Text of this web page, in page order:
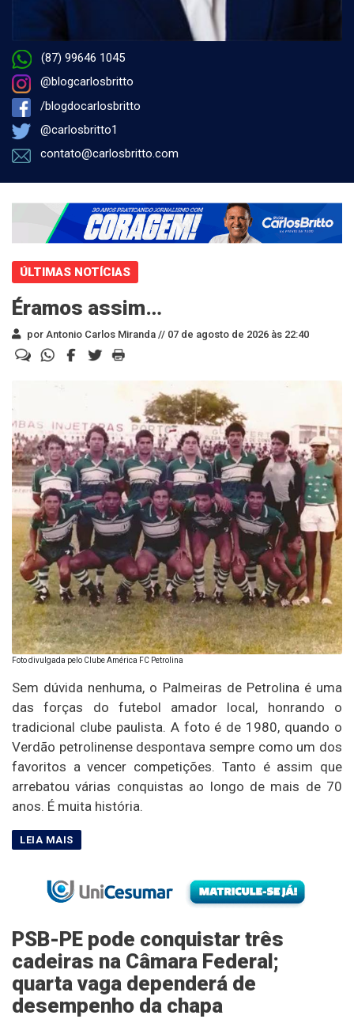
(87) 99646 1045
@blogcarlosbritto
/blogdocarlosbritto
@carlosbritto1
contato@carlosbritto.com
ÚLTIMAS NOTÍCIAS
Éramos assim…
por Antonio Carlos Miranda // 07 de agosto de 2026 às 22:40
Foto divulgada pelo Clube América FC Petrolina
Sem dúvida nenhuma, o Palmeiras de Petrolina é uma
das forças do futebol amador local, honrando o
tradicional clube paulista. A foto é de 1980, quando o
Verdão petrolinense despontava sempre como um dos
favoritos a vencer competições. Tanto é assim que
arrebatou várias conquistas ao longo de mais de 70
anos. É muita história.
PSB-PE pode conquistar três
cadeiras na Câmara Federal;
quarta vaga dependerá de
desempenho da chapa